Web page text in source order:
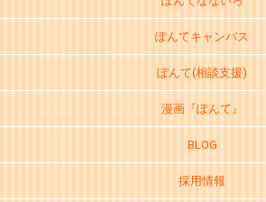
ぽんてキャンバス
ぽんて(相談支援)
漫画『ぽんて』
BLOG
採用情報